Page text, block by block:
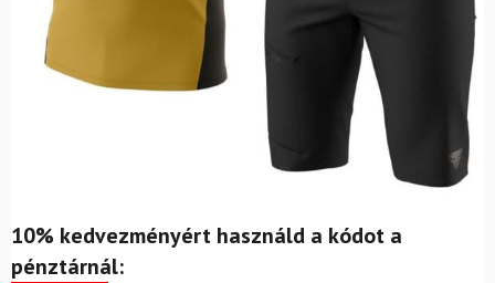
10% kedvezményért használd a kódot a
pénztárnál: